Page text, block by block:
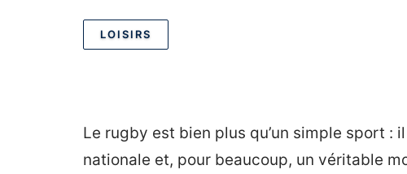
LOISIRS
Le rugby est bien plus qu’un simple sport :
nationale et, pour beaucoup, un véritable